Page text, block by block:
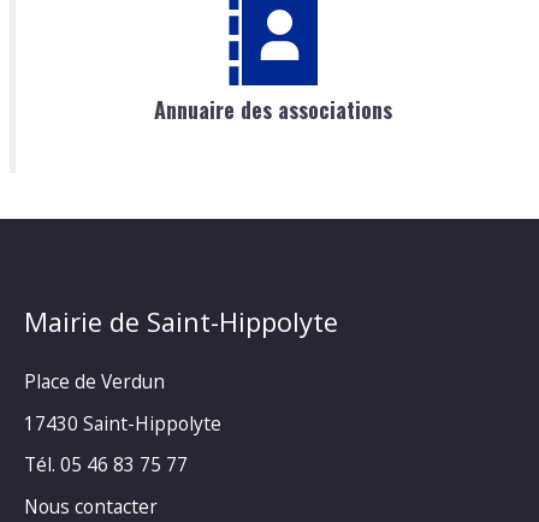
Annuaire des associations
Mairie de Saint-Hippolyte
Place de Verdun
17430 Saint-Hippolyte
Tél. 05 46 83 75 77
Nous contacter